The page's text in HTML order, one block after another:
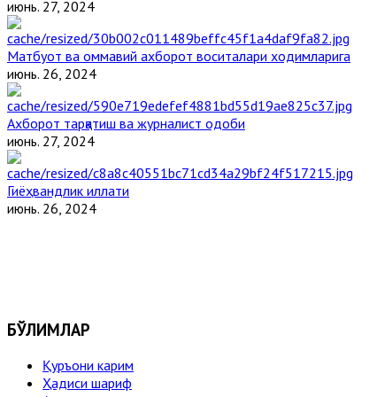
июнь. 27, 2024
Матбуот ва оммавий ахборот воситалари ходимларига
июнь. 26, 2024
Ахборот тарқатиш ва журналист одоби
июнь. 27, 2024
Гиёҳвандлик иллати
июнь. 26, 2024
БЎЛИМЛАР
Қуръони карим
Ҳадиси шариф